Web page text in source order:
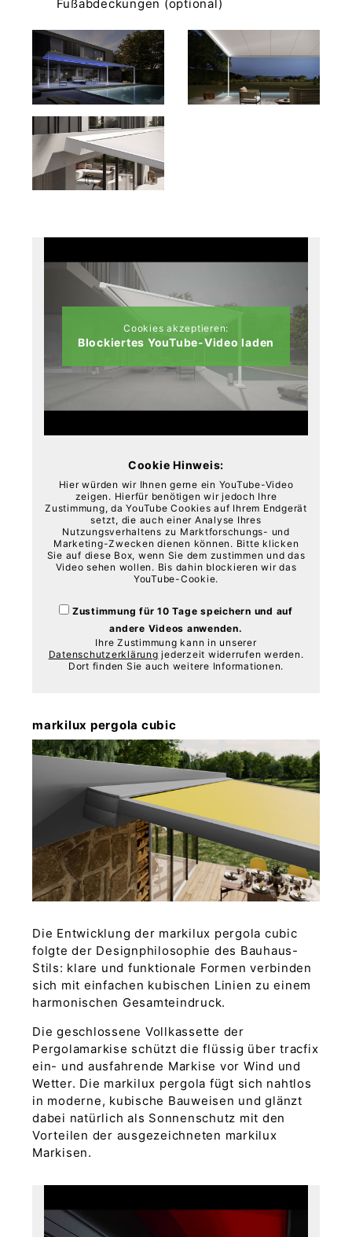
Fußabdeckungen (optional)
Cookies akzeptieren:
Blockiertes YouTube-Video laden
Cookie Hinweis:
Hier würden wir Ihnen gerne ein YouTube-Video
zeigen. Hierfür benötigen wir jedoch Ihre
Zustimmung, da YouTube Cookies auf Ihrem Endgerät
setzt, die auch einer Analyse Ihres
Nutzungsverhaltens zu Marktforschungs- und
Marketing-Zwecken dienen können. Bitte klicken
Sie auf diese Box, wenn Sie dem zustimmen und das
Video sehen wollen. Bis dahin blockieren wir das
YouTube-Cookie.
Zustimmung für 10 Tage speichern und auf
andere Videos anwenden.
Ihre Zustimmung kann in unserer
Datenschutzerklärung jederzeit widerrufen werden.
Dort finden Sie auch weitere Informationen.
markilux pergola cubic
Die Entwicklung der markilux pergola cubic
folgte der Designphilosophie des Bauhaus-
Stils: klare und funktionale Formen verbinden
sich mit einfachen kubischen Linien zu einem
harmonischen Gesamteindruck.
Die geschlossene Vollkassette der
Pergolamarkise schützt die flüssig über tracfix
ein- und ausfahrende Markise vor Wind und
Wetter. Die markilux pergola fügt sich nahtlos
in moderne, kubische Bauweisen und glänzt
dabei natürlich als Sonnenschutz mit den
Vorteilen der ausgezeichneten markilux
Markisen.